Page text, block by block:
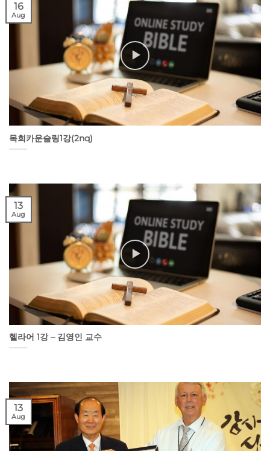
목회카운슬링1강(2nq)
16
Aug
헬라어 1강 – 김영인 교수
13
Aug
13
Aug